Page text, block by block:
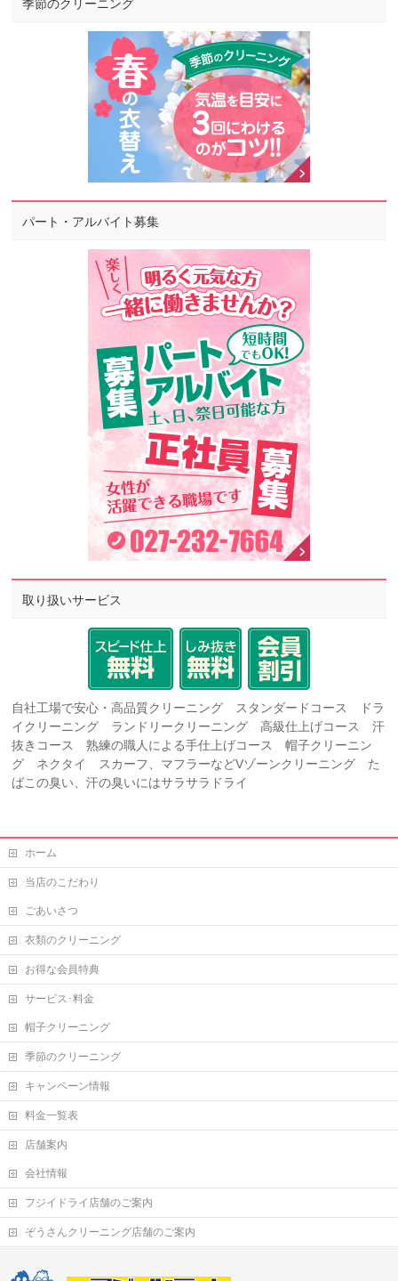
季節のクリーニング
パート・アルバイト募集
取り扱いサービス
自社工場で安心・高品質クリーニング スタンダードコース ドラ
イクリーニング ランドリークリーニング 高級仕上げコース 汗
抜きコース 熟練の職人による手仕上げコース 帽子クリーニン
グ ネクタイ スカーフ、マフラーなどVゾーンクリーニング た
ばこの臭い、汗の臭いにはサラサラドライ
ホーム
当店のこだわり
ごあいさつ
衣類のクリーニング
お得な会員特典
サービス･料金
帽子クリーニング
季節のクリーニング
キャンペーン情報
料金一覧表
店舗案内
会社情報
フジイドライ店舗のご案内
ぞうさんクリーニング店舗のご案内